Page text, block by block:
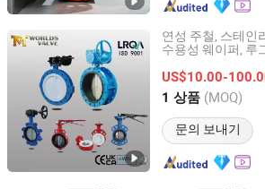
연성 주철, 스테인
수용성 웨이퍼, 루
US$10.00-
1 상품 (MOQ)
문의 보내기
Tianjin Worlds Valve Co., Ltd.
Tianjin, China 이후 2010